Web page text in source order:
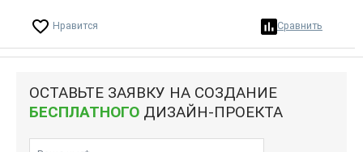
Сравнить
Нравится
ОСТАВЬТЕ ЗАЯВКУ НА СОЗДАНИЕ
БЕСПЛАТНОГО ДИЗАЙН-ПРОЕКТА